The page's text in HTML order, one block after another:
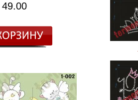
49.00